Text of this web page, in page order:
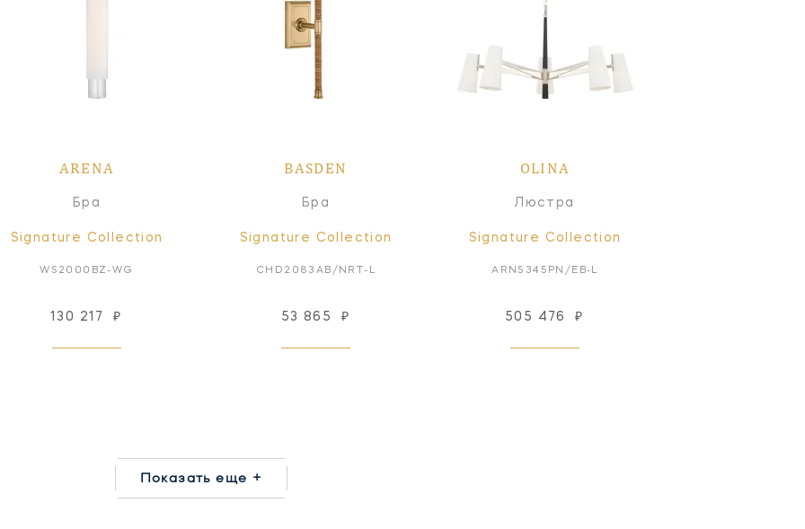
ARENA
Бра
Signature Collection
WS2000BZ-WG
130 217 ₽
BASDEN
Бра
Signature Collection
CHD2083AB/NRT-L
53 865 ₽
OLINA
Люстра
Signature Collection
ARN5345PN/EB-L
505 476 ₽
Показать еще +